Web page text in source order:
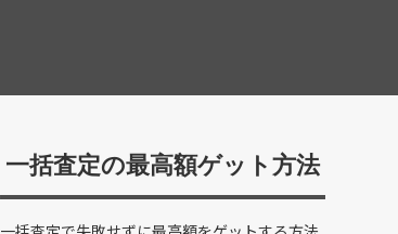
一括査定の最高額ゲット方法